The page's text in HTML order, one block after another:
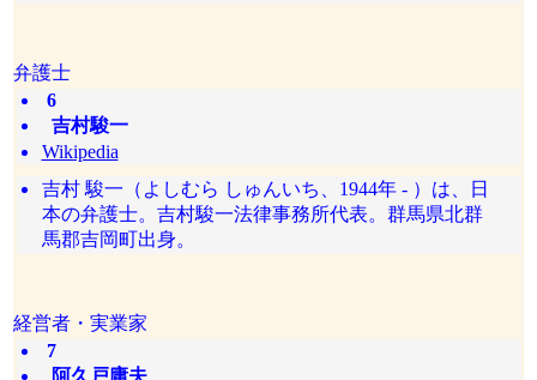
弁護士
6
吉村駿一
Wikipedia
吉村 駿一（よしむら しゅんいち、1944年 - ）は、日
本の弁護士。吉村駿一法律事務所代表。群馬県北群
馬郡吉岡町出身。
経営者・実業家
7
阿久戸庸夫